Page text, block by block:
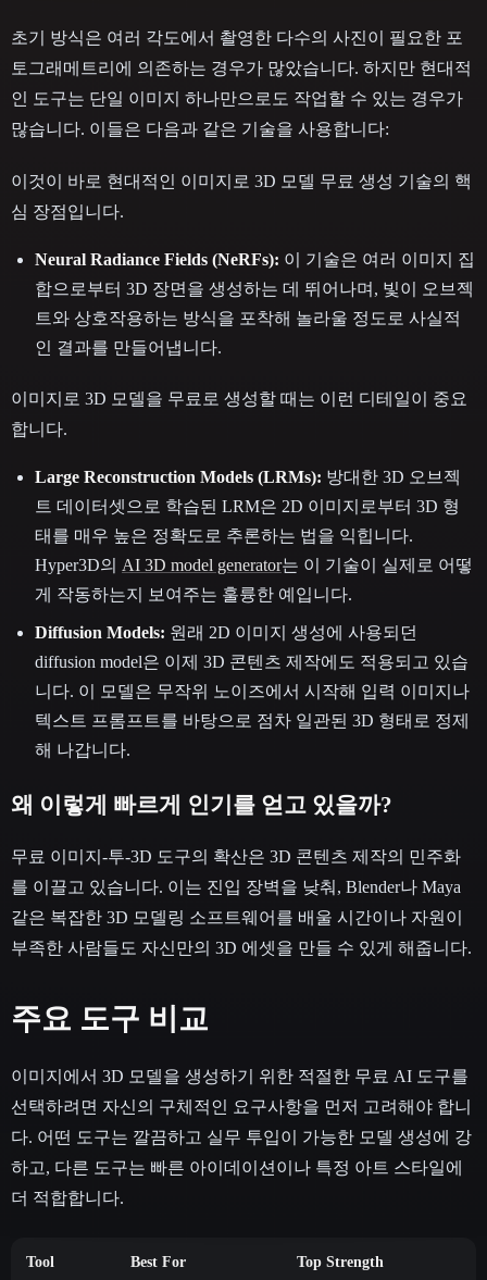
초기 방식은 여러 각도에서 촬영한 다수의 사진이 필요한 포
토그래메트리에 의존하는 경우가 많았습니다. 하지만 현대적
인 도구는 단일 이미지 하나만으로도 작업할 수 있는 경우가
많습니다. 이들은 다음과 같은 기술을 사용합니다:
이것이 바로 현대적인 이미지로 3D 모델 무료 생성 기술의 핵
심 장점입니다.
Neural Radiance Fields (NeRFs): 이 기술은 여러 이미지 집
합으로부터 3D 장면을 생성하는 데 뛰어나며, 빛이 오브젝
트와 상호작용하는 방식을 포착해 놀라울 정도로 사실적
인 결과를 만들어냅니다.
이미지로 3D 모델을 무료로 생성할 때는 이런 디테일이 중요
합니다.
Large Reconstruction Models (LRMs): 방대한 3D 오브젝
트 데이터셋으로 학습된 LRM은 2D 이미지로부터 3D 형
태를 매우 높은 정확도로 추론하는 법을 익힙니다.
Hyper3D의 AI 3D model generator는 이 기술이 실제로 어떻
게 작동하는지 보여주는 훌륭한 예입니다.
Diffusion Models: 원래 2D 이미지 생성에 사용되던
diffusion model은 이제 3D 콘텐츠 제작에도 적용되고 있습
니다. 이 모델은 무작위 노이즈에서 시작해 입력 이미지나
텍스트 프롬프트를 바탕으로 점차 일관된 3D 형태로 정제
해 나갑니다.
왜 이렇게 빠르게 인기를 얻고 있을까?
무료 이미지-투-3D 도구의 확산은 3D 콘텐츠 제작의 민주화
를 이끌고 있습니다. 이는 진입 장벽을 낮춰, Blender나 Maya
같은 복잡한 3D 모델링 소프트웨어를 배울 시간이나 자원이
부족한 사람들도 자신만의 3D 에셋을 만들 수 있게 해줍니다.
주요 도구 비교
이미지에서 3D 모델을 생성하기 위한 적절한 무료 AI 도구를
선택하려면 자신의 구체적인 요구사항을 먼저 고려해야 합니
다. 어떤 도구는 깔끔하고 실무 투입이 가능한 모델 생성에 강
하고, 다른 도구는 빠른 아이데이션이나 특정 아트 스타일에
더 적합합니다.
Tool Best For Top Strength